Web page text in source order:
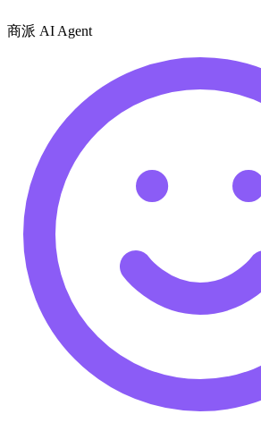
商派 AI Agent